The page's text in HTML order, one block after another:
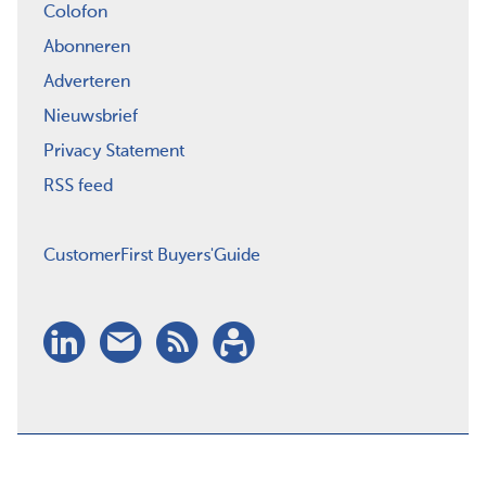
Colofon
Abonneren
Adverteren
Nieuwsbrief
Privacy Statement
RSS feed
CustomerFirst Buyers'Guide
LinkedIn
Nieuwsbrief
RSSAbonneren